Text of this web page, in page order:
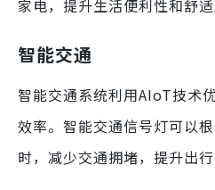
家电，提升生活便利性和舒适
智能交通
智能交通系统利用AIoT技术
效率。智能交通信号灯可以
时，减少交通拥堵，提升出行